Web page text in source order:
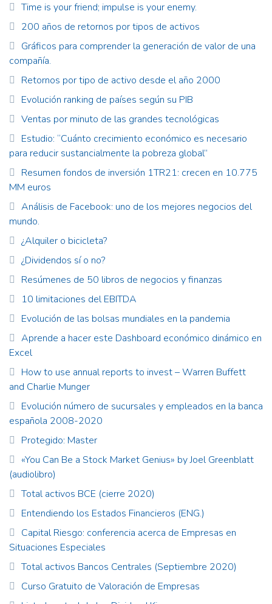
Time is your friend; impulse is your enemy.
200 años de retornos por tipos de activos
Gráficos para comprender la generación de valor de una
compañía.
Retornos por tipo de activo desde el año 2000
Evolución ranking de países según su PIB
Ventas por minuto de las grandes tecnológicas
Estudio: “Cuánto crecimiento económico es necesario
para reducir sustancialmente la pobreza global”
Resumen fondos de inversión 1TR21: crecen en 10.775
MM euros
Análisis de Facebook: uno de los mejores negocios del
mundo.
¿Alquiler o bicicleta?
¿Dividendos sí o no?
Resúmenes de 50 libros de negocios y finanzas
10 limitaciones del EBITDA
Evolución de las bolsas mundiales en la pandemia
Aprende a hacer este Dashboard económico dinámico en
Excel
How to use annual reports to invest – Warren Buffett
and Charlie Munger
Evolución número de sucursales y empleados en la banca
española 2008-2020
Protegido: Master
«You Can Be a Stock Market Genius» by Joel Greenblatt
(audiolibro)
Total activos BCE (cierre 2020)
Entendiendo los Estados Financieros (ENG.)
Capital Riesgo: conferencia acerca de Empresas en
Situaciones Especiales
Total activos Bancos Centrales (Septiembre 2020)
Curso Gratuito de Valoración de Empresas